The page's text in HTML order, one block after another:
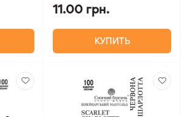
11.00 грн.
КУПИТЬ